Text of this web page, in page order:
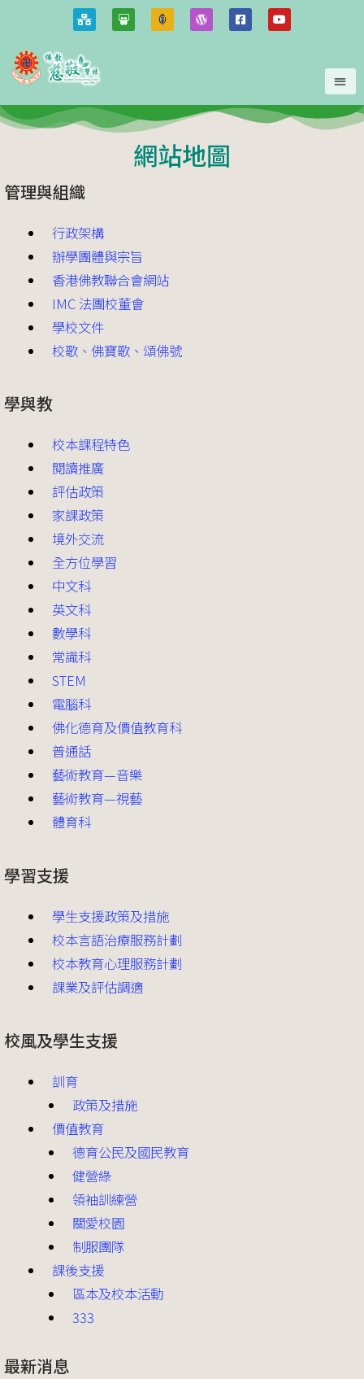
網站地圖
管理與組織
行政架構
辦學團體與宗旨
香港佛教聯合會網站
IMC 法團校董會
學校文件
校歌、佛寶歌、頌佛號
學與教
校本課程特色
閱讀推廣
評估政策
家課政策
境外交流
全方位學習
中文科
英文科
數學科
常識科
STEM
電腦科
佛化德育及價值教育科
普通話
藝術教育—音樂
藝術教育—視藝
體育科
學習支援
學生支援政策及措施
校本言語治療服務計劃
校本教育心理服務計劃
課業及評估調適
校風及學生支援
訓育
政策及措施
價值教育
德育公民及國民教育
健營綠
領袖訓練營
關愛校園
制服團隊
課後支援
區本及校本活動
333
最新消息